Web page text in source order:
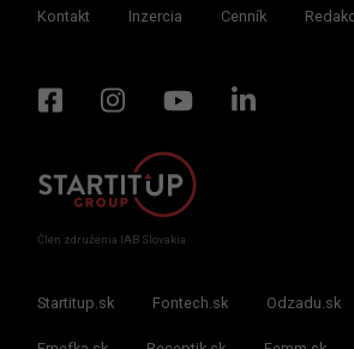
Kontakt Inzercia Cenník
Člen združenia IAB Slovakia
Startitup.sk Fontech.sk Odzadu.sk